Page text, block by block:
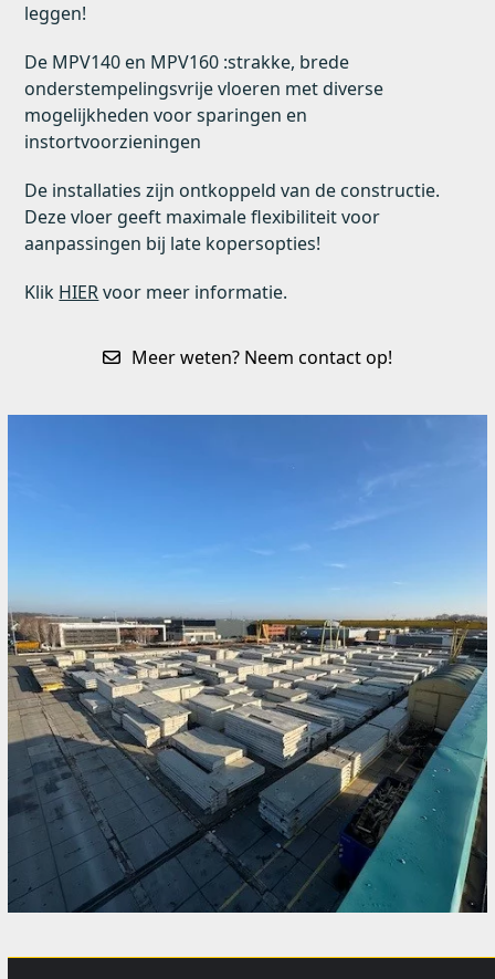
leggen!
De MPV140 en MPV160 :strakke, brede
onderstempelingsvrije vloeren met diverse
mogelijkheden voor sparingen en
instortvoorzieningen
De installaties zijn ontkoppeld van de constructie.
Deze vloer geeft maximale flexibiliteit voor
aanpassingen bij late kopersopties!
Klik HIERvoor meer informatie.
Meer weten? Neem contact op!